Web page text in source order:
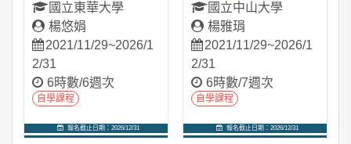
國立東華大學
楊悠娟
2021/11/29~2026/1
2/31
6時數/6週次
自學課程
報名截止日期：2026/12/31
國立中山大學
楊雅琄
2021/11/29~2026/1
2/31
6時數/7週次
自學課程
報名截止日期：2026/12/31